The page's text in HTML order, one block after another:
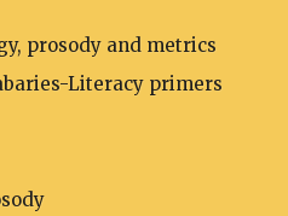
prosody and metrics
Literacy primers